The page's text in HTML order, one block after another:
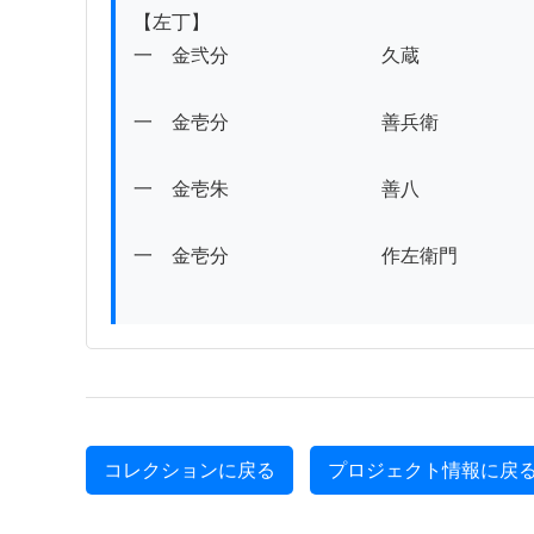
【左丁】
一　金弐分　　　　　　　　久蔵
一　金壱分　　　　　　　　善兵衛
一　金壱朱　　　　　　　　善八
一　金壱分　　　　　　　　作左衛門
コレクションに戻る プロジェクト情報に戻